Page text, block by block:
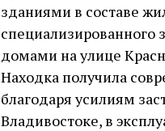
зданиями в составе
домами на улице
Находка получила
благодаря усилиям
Владивостоке, в